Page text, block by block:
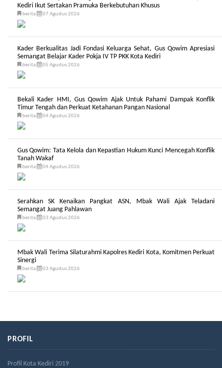
Kediri Ikut Sertakan Pramuka Berkebutuhan Khusus
berita 07 Agustus 2026
Kader Berkualitas Jadi Fondasi Keluarga Sehat, Gus Qowim Apresiasi
Semangat Belajar Kader Pokja IV TP PKK Kota Kediri
berita 05 Agustus 2026
Bekali Kader HMI, Gus Qowim Ajak Untuk Pahami Dampak Konflik
Timur Tengah dan Perkuat Ketahanan Pangan Nasional
berita 04 Agustus 2026
Gus Qowim: Tata Kelola dan Kepastian Hukum Kunci Mencegah Konflik
Tanah Wakaf
berita 04 Agustus 2026
Serahkan SK Kenaikan Pangkat ASN, Mbak Wali Ajak Teladani
Semangat Juang Pahlawan
berita 03 Agustus 2026
Mbak Wali Terima Silaturahmi Kapolres Kediri Kota, Komitmen Perkuat
Sinergi
berita 03 Agustus 2026
PROFIL
Profil Kota Kediri 2019